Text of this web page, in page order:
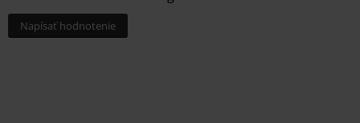
Napísať hodnotenie